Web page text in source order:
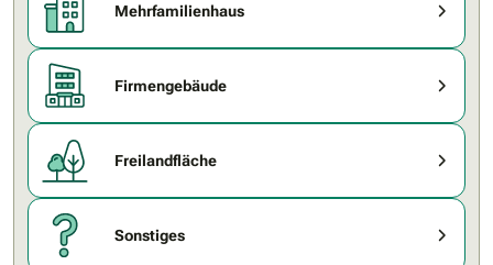
Mehrfamilienhaus
Firmengebäude
Freilandfläche
Sonstiges